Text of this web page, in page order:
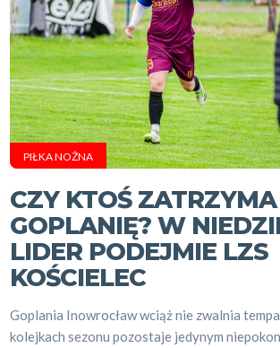
PIŁKA NOŻNA
CZY KTOŚ ZATRZYMA
GOPLANIĘ? W
LIDER PODEJMIE LZS
KOŚCIELEC
Goplania Inowrocław wciąż nie zwalnia
kolejkach sezonu pozostaje jedynym